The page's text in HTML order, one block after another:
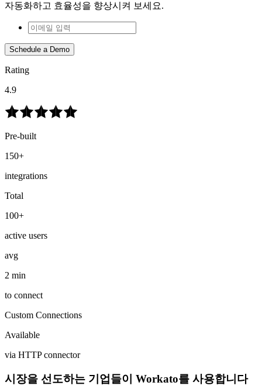
자동화하고 효율성을 향상시켜 보세요.
Schedule a Demo
Rating
4.9
Pre-built
150+
integrations
Total
100+
active users
avg
2 min
to connect
Custom Connections
Available
via HTTP connector
시장을 선도하는 기업들이 Workato를 사용합니다